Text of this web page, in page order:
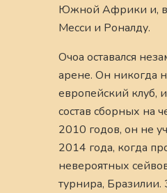
Южной Африки и,
Месси и Роналду.
Очоа оставался
арене. Он никогда
европейский клуб,
состав сборных на
2010 годов, он не
2014 года, когда
невероятных
турнира, Бразилии.